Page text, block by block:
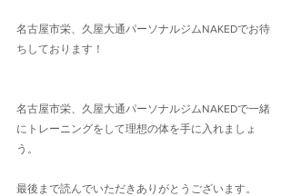
名古屋市栄、久屋大通パーソナルジムNAKEDでお待
ちしております！
名古屋市栄、久屋大通パーソナルジムNAKEDで一緒
にトレーニングをして理想の体を手に入れましょ
う。
最後まで読んでいただきありがとうございます。